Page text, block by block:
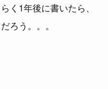
く1年後に書いたら、
ろう。。。